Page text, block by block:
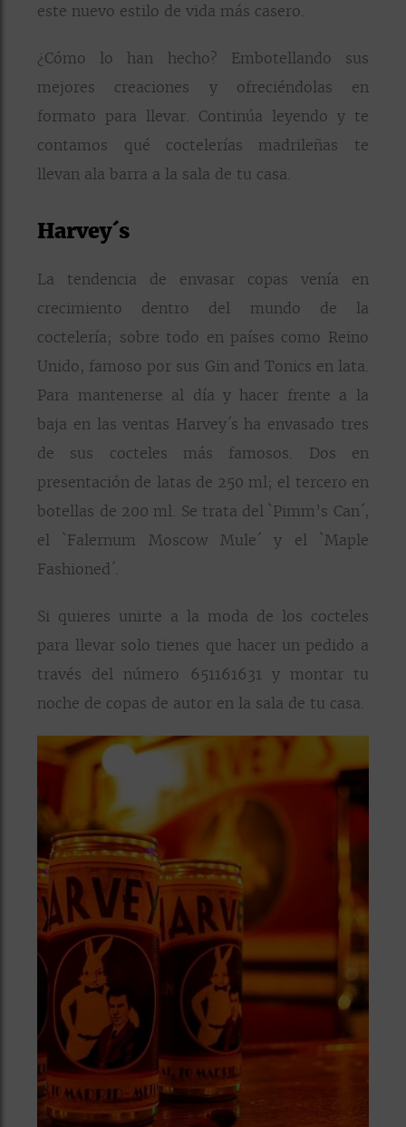
este nuevo estilo de vida más casero.
¿Cómo lo han hecho? Embotellando sus
mejores creaciones y ofreciéndolas en
formato para llevar. Continúa leyendo y te
contamos qué coctelerías madrileñas te
llevan ala barra a la sala de tu casa.
Harvey´s
La tendencia de envasar copas venía en
crecimiento dentro del mundo de la
coctelería; sobre todo en países como Reino
Unido, famoso por sus Gin and Tonics en lata.
Para mantenerse al día y hacer frente a la
baja en las ventas Harvey´s ha envasado tres
de sus cocteles más famosos. Dos en
presentación de latas de 250 ml; el tercero en
botellas de 200 ml. Se trata del `Pimm’s Can´,
el `Falernum Moscow Mule´ y el `Maple
Fashioned´.
Si quieres unirte a la moda de los cocteles
para llevar solo tienes que hacer un pedido a
través del número 651161631 y montar tu
noche de copas de autor en la sala de tu casa.